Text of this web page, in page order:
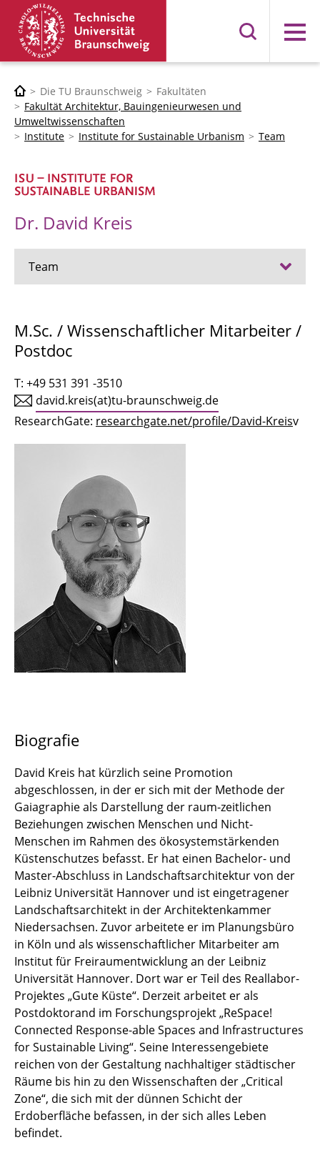
Menü
Die TU Braunschweig
Fakultäten
Fakultät Architektur, Bauingenieurwesen und
Umweltwissenschaften
Institute
Institute for Sustainable Urbanism Team
Dr. David Kreis
Team
Tobias Kühn
Olaf Mumm
Dr. Marcelo Esteban Muñoz Hidalgo
Alexandra Auer
Yevheniia Berchul
Bhupender Bindal
Benedikt Herz
Daniel Grenz
Bodo Neuss
Dr. Katja Knecht
Dr. David Kreis
Sandra Rost
Paul Strobel
Dr. Deepank Verma
Ryan Zeringue
M.Sc. / Wissenschaftlicher Mitarbeiter /
Postdoc
T: +49 531 391 -3510
david.kreis(at)tu-braunschweig.de
ResearchGate: researchgate.net/profile/David-Kreisv
Biografie
David Kreis hat kürzlich seine Promotion
abgeschlossen, in der er sich mit der Methode der
Gaiagraphie als Darstellung der raum-zeitlichen
Beziehungen zwischen Menschen und Nicht-
Menschen im Rahmen des ökosystemstärkenden
Küstenschutzes befasst. Er hat einen Bachelor- und
Master-Abschluss in Landschaftsarchitektur von der
Leibniz Universität Hannover und ist eingetragener
Landschaftsarchitekt in der Architektenkammer
Niedersachsen. Zuvor arbeitete er im Planungsbüro
in Köln und als wissenschaftlicher Mitarbeiter am
Institut für Freiraumentwicklung an der Leibniz
Universität Hannover. Dort war er Teil des Reallabor-
Projektes „Gute Küste“. Derzeit arbeitet er als
Postdoktorand im Forschungsprojekt „ReSpace!
Connected Response-able Spaces and Infrastructures
for Sustainable Living“. Seine Interessengebiete
reichen von der Gestaltung nachhaltiger städtischer
Räume bis hin zu den Wissenschaften der „Critical
Zone“, die sich mit der dünnen Schicht der
Erdoberfläche befassen, in der sich alles Leben
befindet.